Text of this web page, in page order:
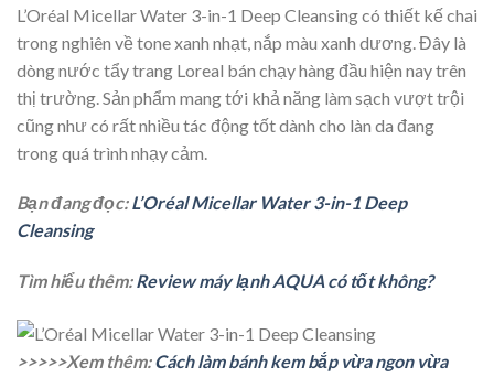
L’Oréal Micellar Water 3-in-1 Deep Cleansing có thiết kế chai
trong nghiên về tone xanh nhạt, nắp màu xanh dương. Đây là
dòng nước tẩy trang Loreal bán chạy hàng đầu hiện nay trên
thị trường. Sản phẩm mang tới khả năng làm sạch vượt trội
cũng như có rất nhiều tác động tốt dành cho làn da đang
trong quá trình nhạy cảm.
Bạn đang đọc:L’Oréal Micellar Water 3-in-1 Deep
Cleansing
Tìm hiểu thêm:Review máy lạnh AQUA có tốt không?
>>>>>Xem thêm:Cách làm bánh kem bắp vừa ngon vừa